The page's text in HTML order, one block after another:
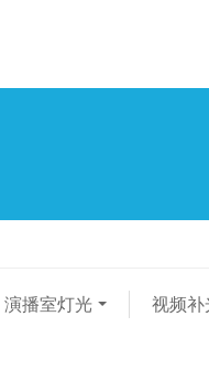
演播室灯光 视频补